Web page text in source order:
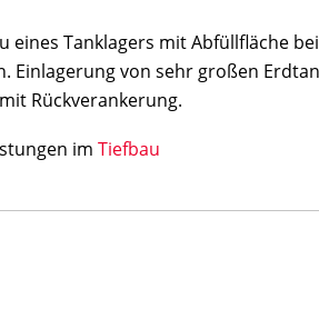
eines Tanklagers mit Abfüllfläche
Einlagerung von sehr großen
Rückverankerung.
im Tiefbau